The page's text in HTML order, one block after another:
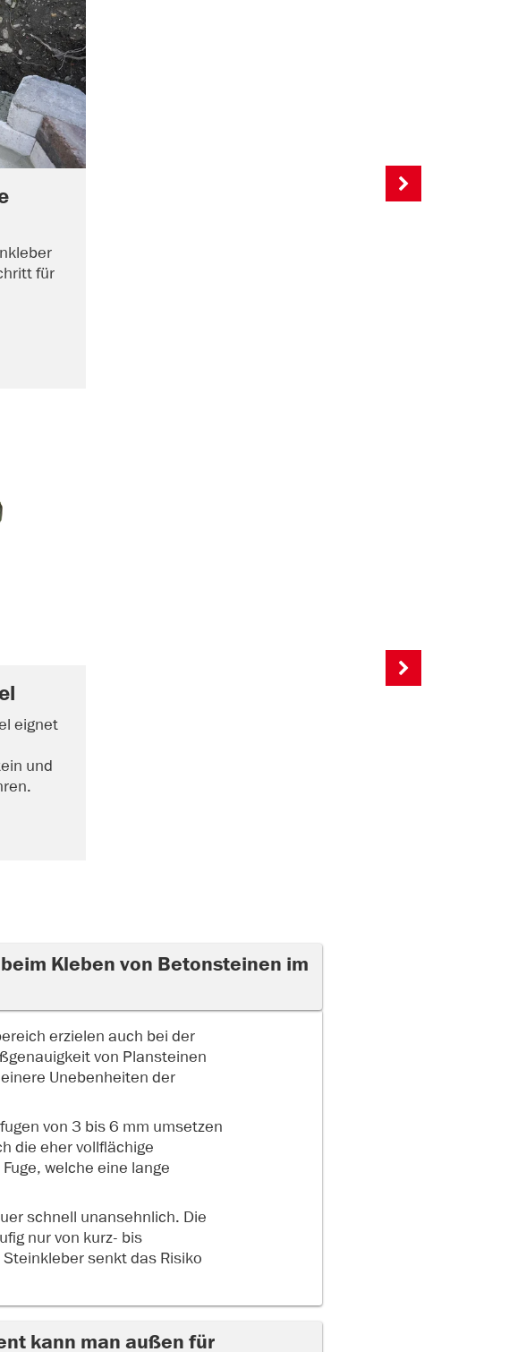
für
eignet
und
Kleben von Betonsteinen im
erzielen auch bei der
von Plansteinen
Unebenheiten der
von 3 bis 6 mm umsetzen
die eher vollflächige
welche eine lange
schnell unansehnlich. Die
nur von kurz- bis
senkt das Risiko
kann man außen für